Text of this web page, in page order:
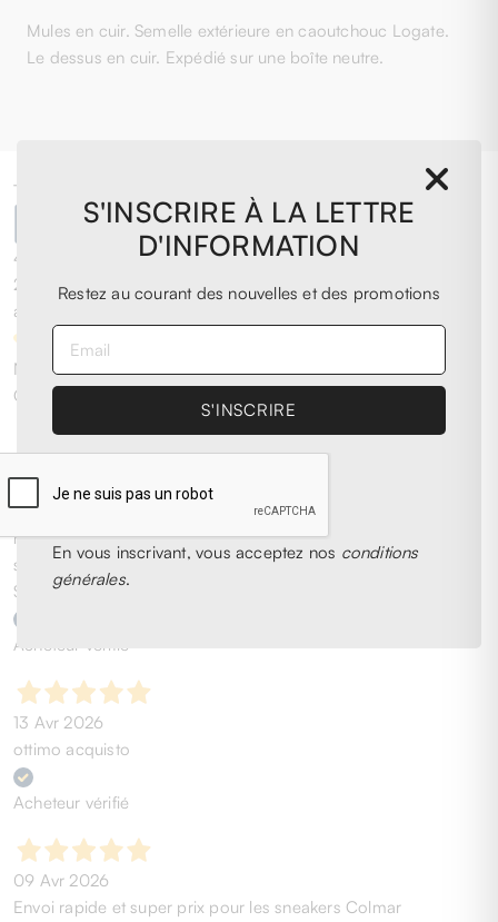
S'INSCRIRE À LA LETTRE
D'INFORMATION
Restez au courant des nouvelles et des promotions
En vous inscrivant, vous acceptez nos conditions
générales.
Mules en cuir. Semelle extérieure en caoutchouc Logate.
Le dessus en cuir. Expédié sur une boîte neutre.
Très bon
4,0
2.076
avis
Nos avis 4 et 5 étoiles.
Cliquez ici pour tous les lire >
11 Mai 2026
Personalmente, ottima esperienza. Acquistato scarpe da
running ad un prezzaccio, oltre al fatto che si trattasse di
scarpe ormai introvabili, quindi ne sono super contento.
Spedizione rapida. (chi cerca trova)
Acheteur vérifié
13 Avr 2026
ottimo acquisto
Acheteur vérifié
09 Avr 2026
Envoi rapide et super prix pour les sneakers Colmar